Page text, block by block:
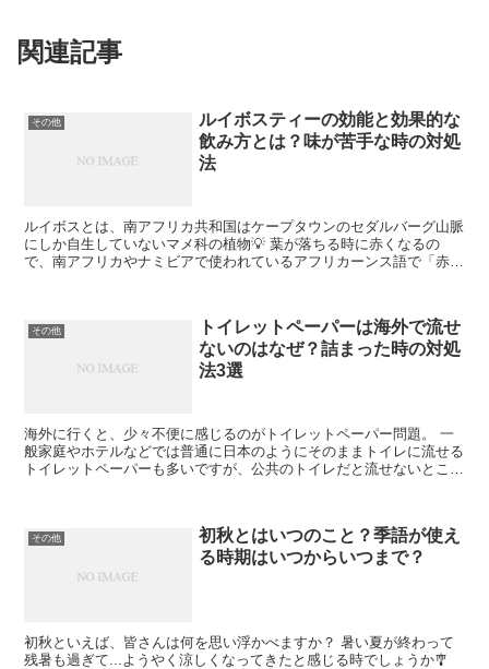
関連記事
その他
ルイボスティーの効能と効果的な
飲み方とは？味が苦手な時の対処
法
ルイボスとは、南アフリカ共和国はケープタウンのセダルバーグ山脈
にしか自生していないマメ科の植物💡 葉が落ちる時に赤くなるの
で、南アフリカやナミビアで使われているアフリカーンス語で「赤い
その他
トイレットペーパーは海外で流せ
ないのはなぜ？詰まった時の対処
法3選
海外に行くと、少々不便に感じるのがトイレットペーパー問題。 一
般家庭やホテルなどでは普通に日本のようにそのままトイレに流せる
トイレットペーパーも多いですが、公共のトイレだと流せないところ
その他
初秋とはいつのこと？季語が使え
る時期はいつからいつまで？
初秋といえば、皆さんは何を思い浮かべますか？ 暑い夏が終わって
残暑も過ぎて...ようやく涼しくなってきたと感じる時でしょうか🎐